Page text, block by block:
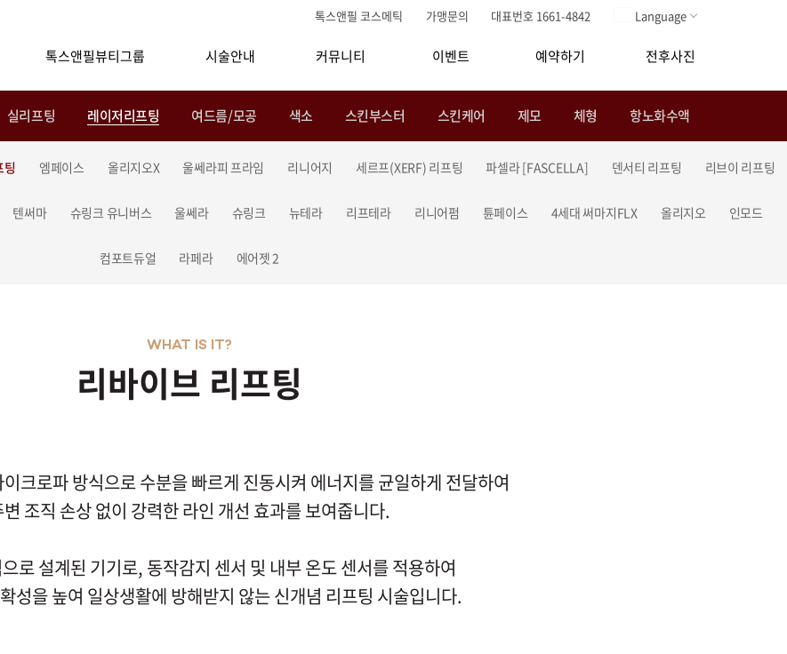
톡스앤필 코스메틱 가맹문의 대표번호 1661-4842 Language
톡스앤필뷰티그룹 시술안내 커뮤니티 이벤트 예약하기 전후사진
실리프팅 레이저리프팅
팅 엠페이스 올리지오X 울쎄라피 프라임 리니어지 세르프(XERF) 리프팅 파셀라 [FASCELLA] 덴서티 리프팅 리브이 리프팅
텐써마 슈링크 유니버스 울쎄라 슈링크 뉴테라 리프테라 리니어펌 튠페이스 4세대 써마지FLX 올리지오 인모드
컴포트듀얼 라페라 에어젯 2
여드름/모공 색소 스킨부스터 스킨케어 제모 체형 항노화수액
리바이브 리프팅
WHAT IS IT?
크로파 방식으로 수분을 빠르게 진동시켜 에너지를 균일하게 전달하여
변 조직 손상 없이 강력한 라인 개선 효과를 보여줍니다.
로 설계된 기기로, 동작감지 센서 및 내부 온도 센서를 적용하여
성을 높여 일상생활에 방해받지 않는 신개념 리프팅 시술입니다.